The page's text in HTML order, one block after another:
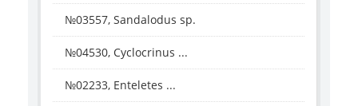
№03557, Sandalodus sp.
№04530, Cyclocrinus ...
№02233, Enteletes ...